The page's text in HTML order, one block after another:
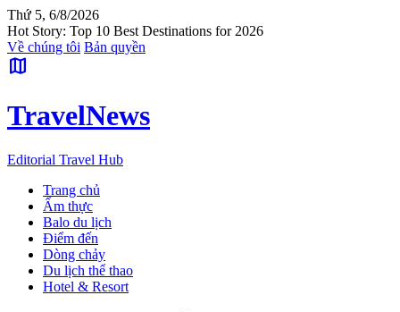
Thứ 5, 6/8/2026
Hot Story: Top 10 Best Destinations for 2026
Về chúng tôi Bản quyền
map
TravelNews
Editorial Travel Hub
Trang chủ
Ẩm thực
Balo du lịch
Điểm đến
Dòng chảy
Du lịch thể thao
Hotel & Resort